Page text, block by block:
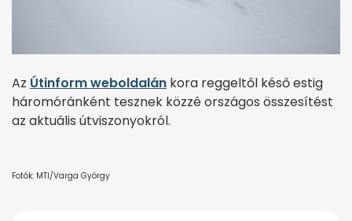
Az Útinform weboldalán kora reggeltől késő estig
háromóránként tesznek közzé országos összesítést
az aktuális útviszonyokról.
Fotók: MTI/Varga György